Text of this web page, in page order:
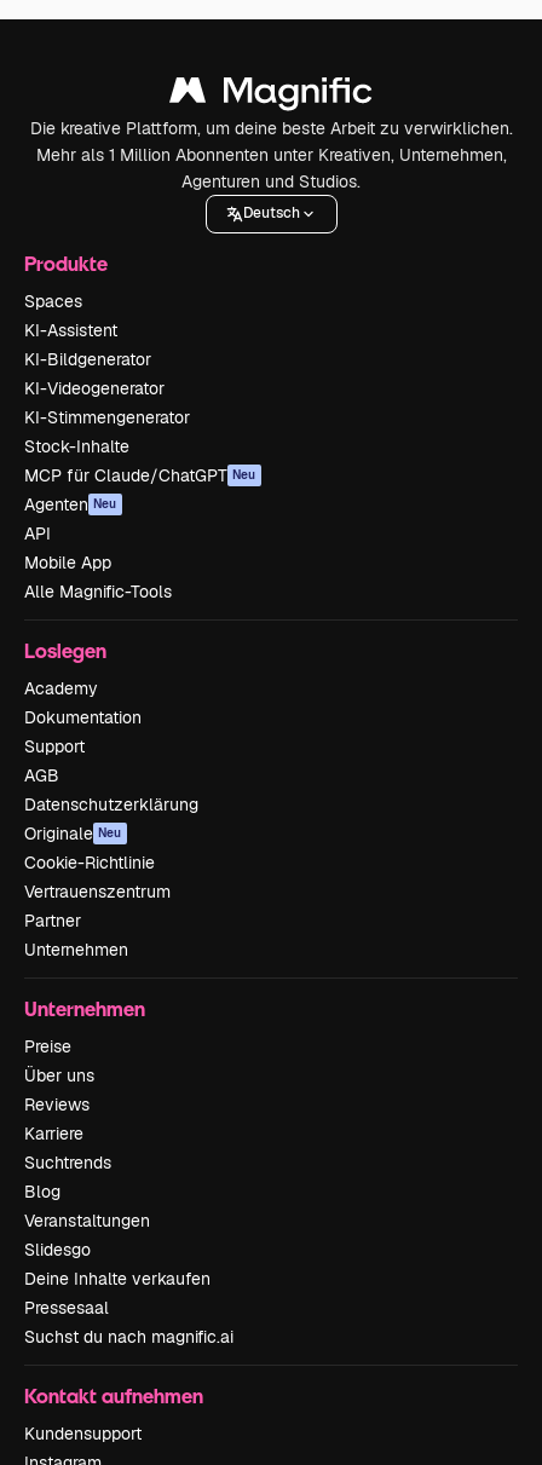
Die kreative Plattform, um deine beste Arbeit zu verwirklichen.
Mehr als 1 Million Abonnenten unter Kreativen, Unternehmen,
Agenturen und Studios.
Deutsch
Produkte
Spaces
KI-Assistent
KI-Bildgenerator
KI-Videogenerator
KI-Stimmengenerator
Stock-Inhalte
MCP für Claude/ChatGPT Neu
Agenten Neu
API
Mobile App
Alle Magnific-Tools
Loslegen
Academy
Dokumentation
Support
AGB
Datenschutzerklärung
Originale Neu
Cookie-Richtlinie
Vertrauenszentrum
Partner
Unternehmen
Unternehmen
Preise
Über uns
Reviews
Karriere
Suchtrends
Blog
Veranstaltungen
Slidesgo
Deine Inhalte verkaufen
Pressesaal
Suchst du nach magnific.ai
Kontakt aufnehmen
Kundensupport